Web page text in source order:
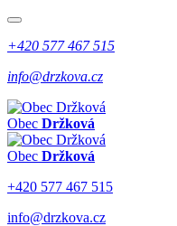
+420 577 467 515
info@drzkova.cz
Obec Držková
Obec Držková
+420 577 467 515
info@drzkova.cz